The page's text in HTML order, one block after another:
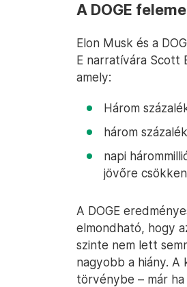
A DOGE
Elon Musk és a
E narratívára Scott
amely:
Három
három
napi
jövőre
A DOGE
elmondható, hogy
szinte nem lett
nagyobb a hiány.
törvénybe – már ha